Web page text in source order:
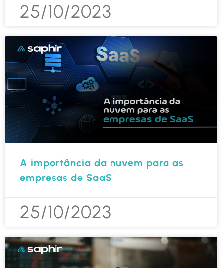
25/10/2023
A importância da nuvem para as
empresas de SaaS
25/10/2023